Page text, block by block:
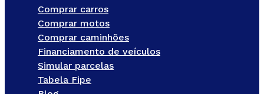
Comprar carros
Comprar motos
Comprar caminhões
Financiamento de veículos
Simular parcelas
Tabela Fipe